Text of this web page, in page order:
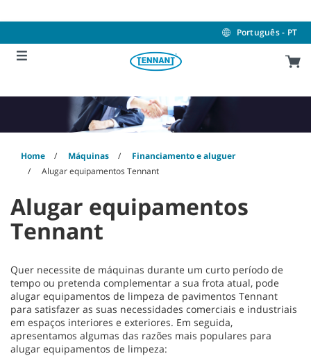
to
to
menu
Português - PT
Home Máquinas
Financiamento e aluguer
Alugar equipamentos Tennant
Alugar equipamentos
Tennant
Quer necessite de máquinas durante um curto período de
tempo ou pretenda complementar a sua frota atual, pode
alugar equipamentos de limpeza de pavimentos Tennant
para satisfazer as suas necessidades comerciais e industriais
em espaços interiores e exteriores. Em seguida,
apresentamos algumas das razões mais populares para
alugar equipamentos de limpeza: